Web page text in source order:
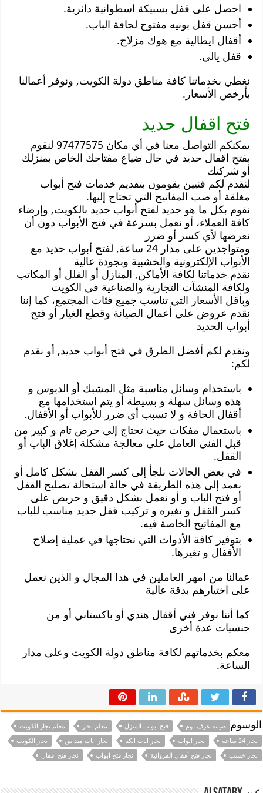
احصل على قفل بسبيكة اسطوانية دائرية.
أحسن قفل بونيه مفتوح لحافة الباب.
أقفال ايطالية مع هوك مزلاج.
قفل يالي.
نغطي بخدماتنا كافة مناطق دولة الكويت, ونوفر أعمالنا
بأرخص الأسعار.
فتح اقفال حديد
يمكنكم التواصل معنا في أي مكان 97477575 لنقوم
بفتح اقفال حديد في حال ضياع مفتاحك الخاص بمنزلك
أو شركتك
لنقدم لكم فنيين يقومون بتقديم خدمات فتح أبواب
مغلقة أو صب المفاتيح التي تحتاج إليها.
نقوم بكل ما هو جديد لفتح أبواب حديد بالكويت, وإرضاء
كافة العملاء، أو نعمل بسرعة في فتح الأبواب دون أن
نعرضها لأي كسر أو ضرر
ومتواجدين على مدار 24 ساعة, لفتح أبواب حديد مع
الأبواب الإلكترونية والخشبية وبجودة عالية
نقدم خدماتنا لكافة الأماكن, المنازل أو الفلل أو المكاتب
ولكافة المنشآت التجارية والصناعية في الكويت
وبأقل الأسعار التي تناسب جميع فئات المجتمع، كما إننا
نقدم عروض على أعمال الصيانة وقطع الغيار أو فتح
أبواب الحديد
ونقدم لكم أفضل الطرق في فتح أبواب حديد, أو نقدم
لكم:
باستخدام وسائل مناسبة مثل المشبك أو الدبوس و
هذه وسائل سهلة و بسيطة أو يتم استخدامها مع
أقفال الحافة و لا تسبب أي ضرر للأبواب أو الأقفال.
باستعمال مفكات حيث تحتاج إلى حرص تام و كبير من
قبل الفني العامل على معالجة مشكلة إغلاق الباب أو
القفل.
في بعض الحالات نلجأ إلى كسر القفل بشكل كامل أو
نعمد إلى هذه الطريقة في حالة استحالة تصليح القفل
أو فتح الباب و أو نعمل بشكل دقيق و حريص على
كسر القفل و تغيره و تركيب قفل جديد مناسب للباب
مع المفاتيح الخاصة فيه.
بتوفير كافة الأدوات التي نحتاجها في عملية إصلاح
الأقفال و تغيرها.
عمالنا من امهر العاملين في هذا المجال و الذين نعمل
على اختيارهم بدقة عالية
كما أننا نوفر فني أقفال هندي أو باكستاني أو من
جنسيات عدة أخرى
معكم بخدماتهم لكافة مناطق دولة الكويت وعلى مدار
الساعة.
الوسوم صيانة غرف نوم فتح ابواب المنزل معلم نجار
معلم نجار الكويت
نجار 24 ساعة
نجار ابواب نجار اثاث ايكيا نجار اثاث ميداس
نجار الكويت
نجار خشب
نجار فتح أقفال الفروانية نجار فتح ابواب نجار فتح اقفال